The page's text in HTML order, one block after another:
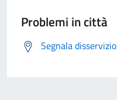
Problemi in città
Segnala disservizio